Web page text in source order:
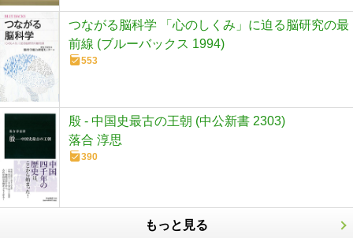
つながる脳科学 「心のしくみ」に迫る脳研究の最
前線 (ブルーバックス 1994)
553
殷 - 中国史最古の王朝 (中公新書 2303)
落合 淳思
390
もっと見る